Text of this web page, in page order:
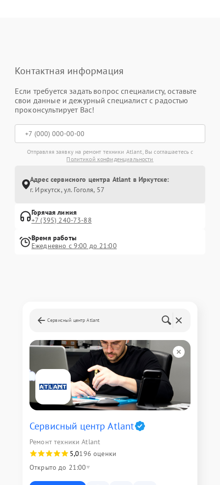
Контактная информация
Если требуется задать вопрос специалисту, оставьте
свои данные и дежурный специалист с радостью
проконсультирует Вас!
Отправляя заявку на ремонт техники Atlant, Вы соглашаетесь с
Политикой конфиденциальности
Адрес сервисного центра Atlant в Иркутске:
г. Иркутск, ул. ​Гоголя, 57
Горячая линия
+7 (395) 240-73-88
Время работы
Ежедневно с 9:00 до 21:00
Сервисный центр Atlant
Сервисный центр Atlant
Ремонт техники Atlant
5,0196 оценки
Открыто до 21:00